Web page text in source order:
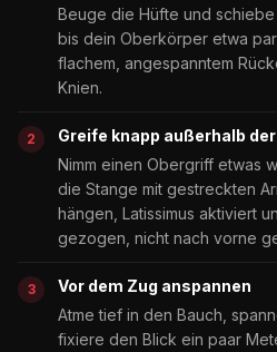
Beuge die Hüfte und schiebe
bis dein Oberkörper etwa
flachem, angespanntem
Knien.
Greife knapp außerhalb
Nimm einen Obergriff etwas
die Stange mit gestreckten
hängen, Latissimus aktiviert
gezogen, nicht nach vorne
Vor dem Zug anspannen
Atme tief in den Bauch,
fixiere den Blick ein paar